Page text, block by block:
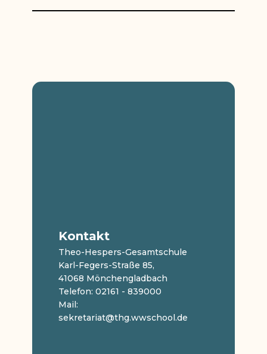
Kontakt
Theo-Hespers-Gesamtschule
Karl-Fegers-Straße 85,
41068 Mönchengladbach
Telefon: 02161 - 839000
Mail:
sekretariat@thg.wwschool.de